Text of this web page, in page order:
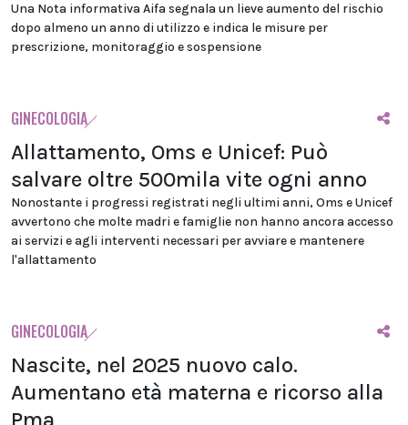
Una Nota informativa Aifa segnala un lieve aumento del rischio
dopo almeno un anno di utilizzo e indica le misure per
prescrizione, monitoraggio e sospensione
GINECOLOGIA
Allattamento, Oms e Unicef: Può
salvare oltre 500mila vite ogni anno
Nonostante i progressi registrati negli ultimi anni, Oms e Unicef
avvertono che molte madri e famiglie non hanno ancora accesso
ai servizi e agli interventi necessari per avviare e mantenere
l'allattamento
GINECOLOGIA
Nascite, nel 2025 nuovo calo.
Aumentano età materna e ricorso alla
Pma